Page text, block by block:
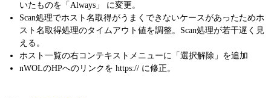
いたものを「Always」 に変更。
Scan処理でホスト名取得がうまくできないケースがあったためホ
スト名取得処理のタイムアウト値を調整。Scan処理が若干遅く見
える。
ホスト一覧の右コンテキストメニューに「選択解除」を追加
nWOLのHPへのリンクを https:// に修正。